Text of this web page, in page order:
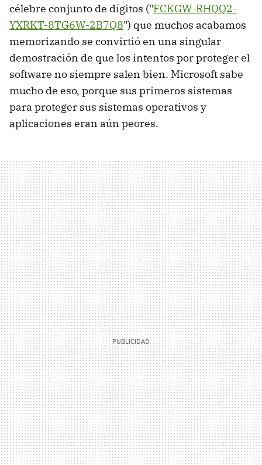
célebre conjunto de dígitos ("FCKGW-RHQQ2-
YXRKT-8TG6W-2B7Q8") que muchos acabamos
memorizando se convirtió en una singular
demostración de que los intentos por proteger el
software no siempre salen bien. Microsoft sabe
mucho de eso, porque sus primeros sistemas
para proteger sus sistemas operativos y
aplicaciones eran aún peores.